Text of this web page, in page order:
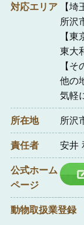
対応エリア
【埼
所沢
【東
東大
【
他の
気軽
所在地 所沢
責任者 安井
公式ホーム
ページ
動物取扱業登録